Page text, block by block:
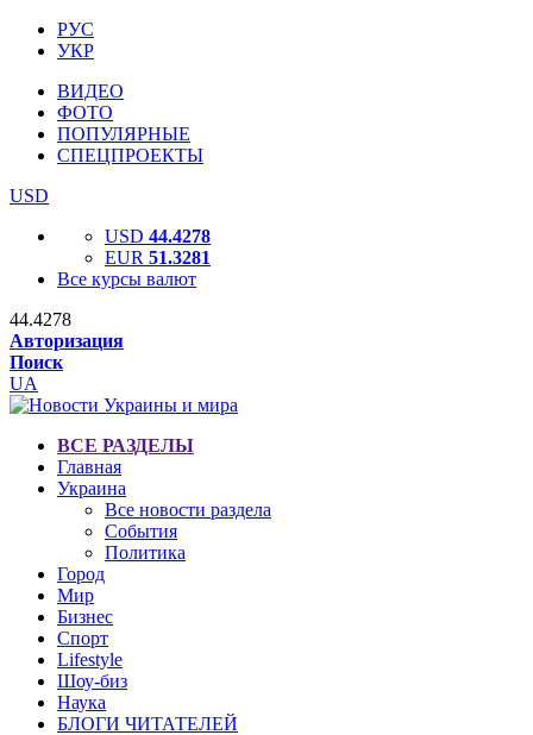
РУС
УКР
ВИДЕО
ФОТО
ПОПУЛЯРНЫЕ
СПЕЦПРОЕКТЫ
USD
USD 44.4278
EUR 51.3281
Все курсы валют
44.4278
Авторизация
Поиск
UA
ВСЕ РАЗДЕЛЫ
Главная
Украина
Все новости раздела
События
Политика
Город
Мир
Бизнес
Спорт
Lifestyle
Шоу-биз
Наука
БЛОГИ ЧИТАТЕЛЕЙ